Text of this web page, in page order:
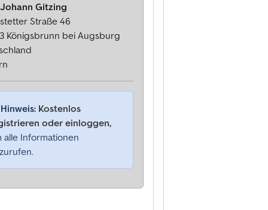
Gitzing
Straße 46
Königsbrunn bei Augsburg
Kostenlos
oder einloggen,
alle Informationen